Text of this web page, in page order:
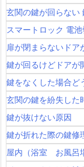
玄関の鍵が回らない
スマートロック 電
扉が閉まらないドア
鍵が回るけどドアが
鍵をなくした場合ど
玄関の鍵を紛失した
鍵が抜けない原因
鍵が折れた際の鍵修
屋内（浴室 お風呂